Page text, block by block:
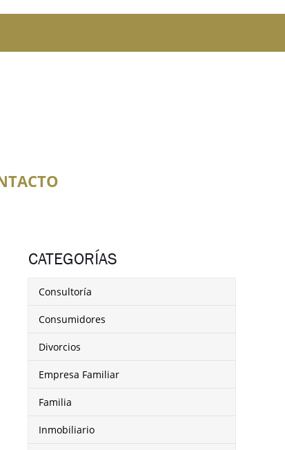
CATEGORÍAS
Consultoría
Consumidores
Divorcios
Empresa Familiar
Familia
Inmobiliario